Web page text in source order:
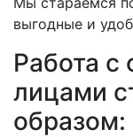
выгодные и
Работа с
лицами
образом: